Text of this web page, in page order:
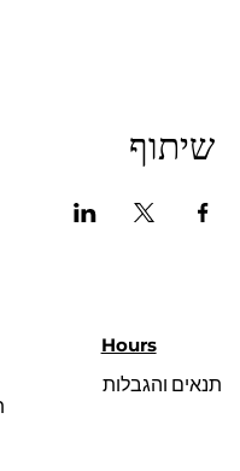
שיתוף
Hours
תנאים והגבלות